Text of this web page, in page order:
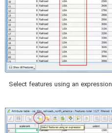
۶-در پنچره Attribute Table، روی دکمه Select features using an expression